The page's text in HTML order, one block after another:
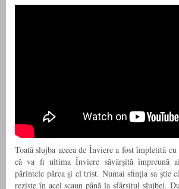
Toată slujba aceea de Înviere a fost împletită
că va fi ultima Înviere săvârşită împreună
părintele părea şi el trist. Numai sfinţia sa ştie
reziste în acel scaun până la sfârşitul slujbei.